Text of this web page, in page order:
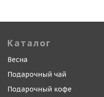
Каталог
Весна
Подарочный чай
Подарочный кофе